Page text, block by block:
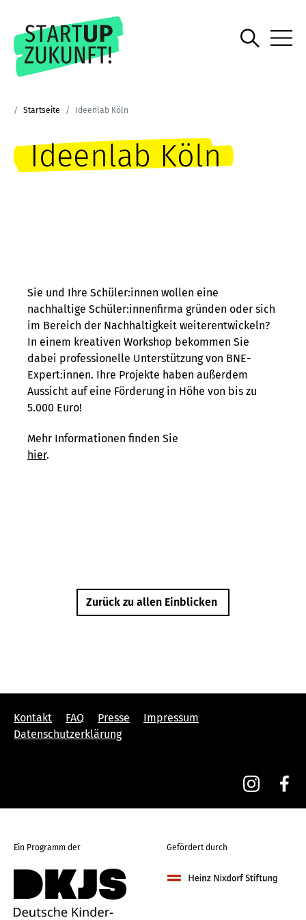
Startseite Ideenlab Köln
Ideenlab Köln
Sie und Ihre Schüler:innen wollen eine
nachhaltige Schüler:innenfirma gründen oder sich
im Bereich der Nachhaltigkeit weiterentwickeln?
In einem kreativen Workshop bekommen Sie
dabei professionelle Unterstützung von BNE-
Expert:innen. Ihre Projekte haben außerdem
Aussicht auf eine Förderung in Höhe von bis zu
5.000 Euro!
Mehr Informationen finden Sie
hier.
Zurück zu allen Einblicken
Kontakt FAQ Presse
Impressum
Datenschutzerklärung
Ein Programm der Gefördert durch